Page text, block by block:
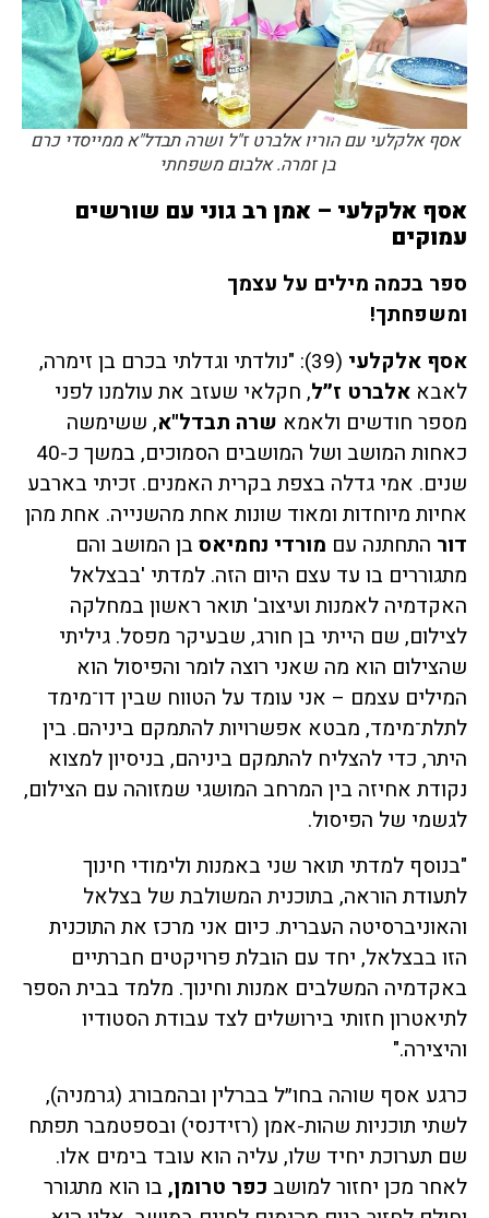
אסף אלקלעי עם הוריו אלברט ז"ל ושרה תבדל"א ממייסדי כרם
בן זמרה. אלבום משפחתי
אסף אלקלעי – אמן רב גוני עם שורשים
עמוקים
ספר בכמה מילים על עצמך
ומשפחתך!
אסף אלקלעי
(39): "נולדתי וגדלתי בכרם בן זימרה,
לאבא אלברט ז״ל, חקלאי שעזב את עולמנו לפני
מספר חודשים ולאמא שרה תבדל"א, ששימשה
כאחות המושב ושל המושבים הסמוכים, במשך כ-40
שנים. אמי גדלה בצפת בקרית האמנים. זכיתי בארבע
אחיות מיוחדות ומאוד שונות אחת מהשנייה. אחת מהן
דור התחתנה עם מורדי נחמיאס בן המושב והם
מתגוררים בו עד עצם היום הזה. למדתי 'בבצלאל
האקדמיה לאמנות ועיצוב' תואר ראשון במחלקה
לצילום, שם הייתי בן חורג, שבעיקר מפסל. גיליתי
שהצילום הוא מה שאני רוצה לומר והפיסול הוא
המילים עצמם – אני עומד על הטווח שבין דו־מימד
לתלת־מימד, מבטא אפשרויות להתמקם ביניהם. בין
היתר, כדי להצליח להתמקם ביניהם, בניסיון למצוא
נקודת אחיזה בין המרחב המושגי שמזוהה עם הצילום,
לגשמי של הפיסול.
"בנוסף למדתי תואר שני באמנות ולימודי חינוך
לתעודת הוראה, בתוכנית המשולבת של בצלאל
והאוניברסיטה העברית. כיום אני מרכז את התוכנית
הזו בבצלאל, יחד עם הובלת פרויקטים חברתיים
באקדמיה המשלבים אמנות וחינוך. מלמד בבית הספר
לתיאטרון חזותי בירושלים לצד עבודת הסטודיו
והיצירה."
כרגע אסף שוהה בחו״ל בברלין ובהמבורג (גרמניה),
לשתי תוכניות שהות-אמן (רזידנסי) ובספטמבר תפתח
שם תערוכת יחיד שלו, עליה הוא עובד בימים אלו.
לאחר מכן יחזור למושב כפר טרומן, בו הוא מתגורר